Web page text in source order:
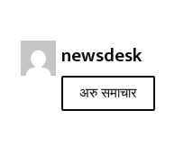
newsdesk
अरु समाचार